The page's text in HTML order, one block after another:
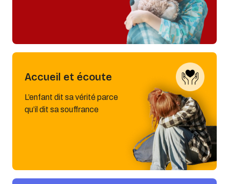
Accueil et écoute
L’enfant dit sa vérité parce
qu’il dit sa souffrance